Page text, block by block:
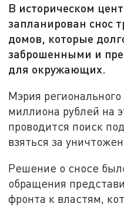
В историческом
запланирован снос
домов, которые
заброшенными и
для окружающих.
Мэрия
миллиона рублей на
проводится поиск
взяться за
Решение о сносе
обращения
фронта к властям,